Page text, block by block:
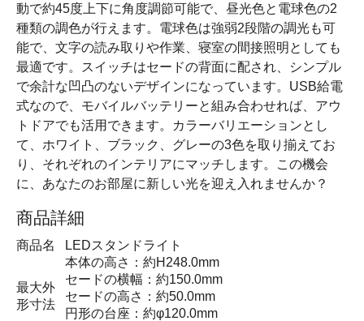
動で約45度上下に角度調節可能で、昼光色と電球色の2
種類の調色が行えます。電球色は強弱2段階の調光も可
能で、文字の読み取りや作業、寝室の間接照明としても
最適です。スイッチはセードの背面に配され、シンプル
で余計な凹凸のないデザインになっています。USB給電
式なので、モバイルバッテリーと組み合わせれば、アウ
トドアでも活用できます。カラーバリエーションとし
て、ホワイト、ブラック、グレーの3色を取り揃えてお
り、それぞれのインテリアにマッチします。この機会
に、あなたのお部屋に新しい光を迎え入れませんか？
商品詳細
商品名 LEDスタンドライト
最大外
形寸法
本体の高さ：約H248.0mm
セードの横幅：約150.0mm
セードの高さ：約50.0mm
円形の台座：約φ120.0mm